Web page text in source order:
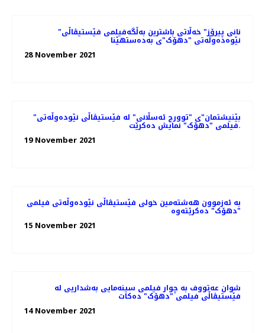
"نانی پیرۆز" خەڵاتی باشترین بەڵگەفیلمی فێستیڤاڵی
نێوەدەوڵەتی "دهۆک"ی بەدەستهێنا
28 November 2021
"بێنیشتمان"ی "توورج ئەسڵانی" لە فێستیڤاڵی نێودەوڵەتی
فیلمی "دهۆک" نمایش ده‌کرێت.
19 November 2021
بە ئەزموون هەشتەمین خولی فێستیڤاڵی نێودەوڵەتی فیلمی
"دهۆک" دەکرێتەوە
15 November 2021
شوان عەتووف به چوار فیلمی سینەمایی بەشداریی لە
فێستیڤاڵی فیلمی "دهۆک" دەكات
14 November 2021